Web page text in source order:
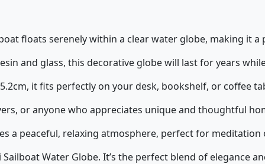
floats serenely within a clear water globe, making it
and glass, this decorative globe will last for years
it fits perfectly on your desk, bookshelf, or coffee
or anyone who appreciates unique and thoughtful
a peaceful, relaxing atmosphere, perfect for
Water Globe. It’s the perfect blend of elegance